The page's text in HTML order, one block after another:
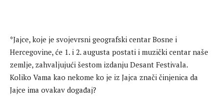
*Jajce, koje je svojevrsni geografski centar Bosne i
Hercegovine, će 1. i 2. augusta postati i muzički centar naše
zemlje, zahvaljujući šestom izdanju Desant Festivala.
Koliko Vama kao nekome ko je iz Jajca znači činjenica da
Jajce ima ovakav događaj?